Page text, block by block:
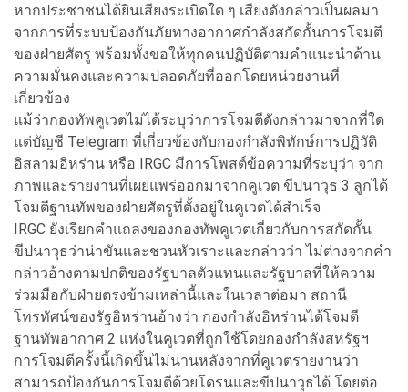
หากประชาชนได้ยินเสียงระเบิดใด ๆ เสียงดังกล่าวเป็นผลมา
จากการที่ระบบป้องกันภัยทางอากาศกำลังสกัดกั้นการโจมตี
ของฝ่ายศัตรู พร้อมทั้งขอให้ทุกคนปฏิบัติตามคำแนะนำด้าน
ความมั่นคงและความปลอดภัยที่ออกโดยหน่วยงานที่
เกี่ยวข้อง
แม้ว่ากองทัพคูเวตไม่ได้ระบุว่าการโจมตีดังกล่าวมาจากที่ใด
แต่บัญชี Telegram ที่เกี่ยวข้องกับกองกำลังพิทักษ์การปฏิวัติ
อิสลามอิหร่าน หรือ IRGC มีการโพสต์ข้อความที่ระบุว่า จาก
ภาพและรายงานที่เผยแพร่ออกมาจากคูเวต ขีปนาวุธ 3 ลูกได้
โจมตีฐานทัพของฝ่ายศัตรูที่ตั้งอยู่ในคูเวตได้สำเร็จ
IRGC ยังเรียกคำแถลงของกองทัพคูเวตเกี่ยวกับการสกัดกั้น
ขีปนาวุธว่าน่าขันและชวนหัวเราะและกล่าวว่า ไม่ต่างจากคำ
กล่าวอ้างตามปกติของรัฐบาลตัวแทนและรัฐบาลที่ให้ความ
ร่วมมือกับฝ่ายตรงข้ามเหล่านี้และในเวลาต่อมา สถานี
โทรทัศน์ของรัฐอิหร่านอ้างว่า กองกำลังอิหร่านได้โจมตี
ฐานทัพอากาศ 2 แห่งในคูเวตที่ถูกใช้โดยกองกำลังสหรัฐฯ
การโจมตีครั้งนี้เกิดขึ้นไม่นานหลังจากที่คูเวตรายงานว่า
สามารถป้องกันการโจมตีด้วยโดรนและขีปนาวุธได้ โดยต่อ